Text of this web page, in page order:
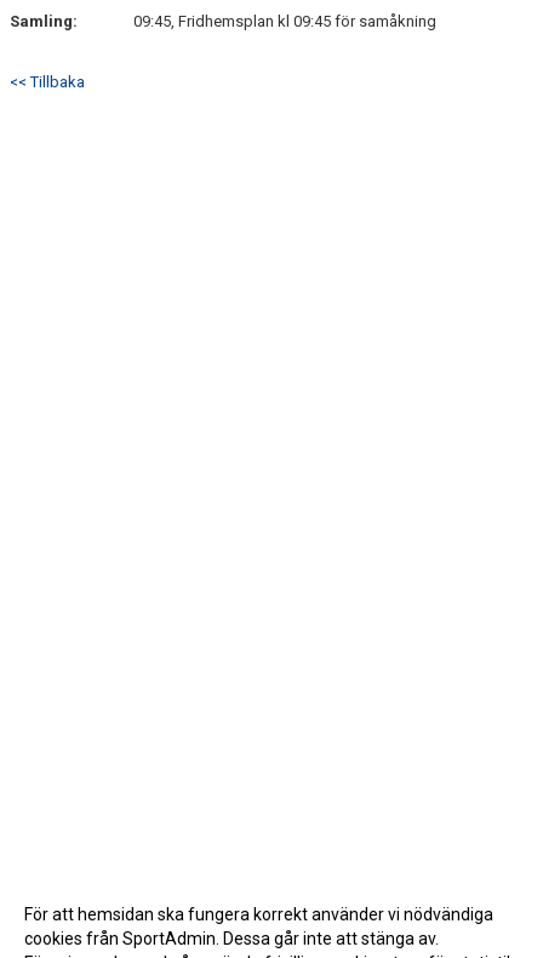
Samling:
09:45, Fridhemsplan kl 09:45 för samåkning
<< Tillbaka
För att hemsidan ska fungera korrekt använder vi nödvändiga
cookies från SportAdmin. Dessa går inte att stänga av.